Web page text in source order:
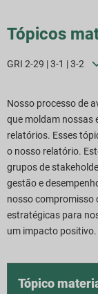
Tópicos
GRI 2-29 | 3-1 | 3-2
Nosso processo de
que moldam nossas
relatórios. Esses
o nosso relatório.
grupos de
gestão e
nosso compromisso
estratégicas para
um impacto positivo.
Tópico